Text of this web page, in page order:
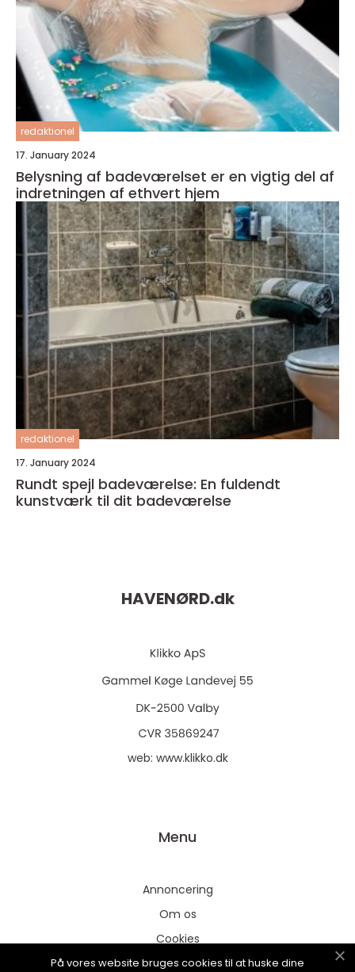
redaktionel
17. January 2024
Belysning af badeværelset er en vigtig del af
indretningen af ethvert hjem
redaktionel
17. January 2024
Rundt spejl badeværelse: En fuldendt
kunstværk til dit badeværelse
HAVENØRD.dk
web: www.klikko.dk
Menu
Annoncering
Om os
Cookies
Kontakt os
På vores website bruges cookies til at huske dine